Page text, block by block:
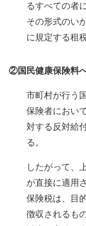
るすべての者
その形式のい
に規定する租
②国民健康保険料
市町村が行う
保険者におい
対する反対給
る。
したがって、
が直接に適用
保険税は、目
徴収されるも